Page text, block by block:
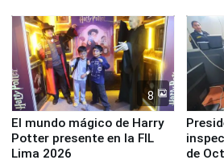
la UGEL 2
8
El mundo mágico de Harry
Potter presente en la FIL
Lima 2026
Presidenta
de